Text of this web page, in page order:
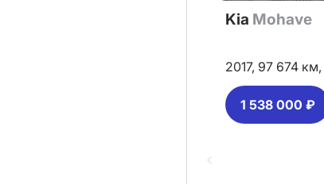
Kia Mohave
2017, 97 674 км,
1 538 000 ₽